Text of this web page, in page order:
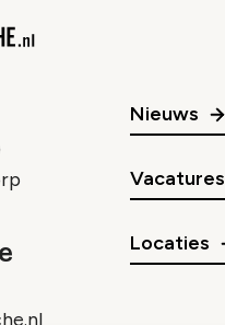
Nieuws
Vacatures
Locaties